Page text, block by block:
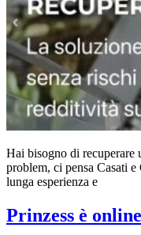
Hai bisogno di recuperare
problem, ci pensa Casati
lunga esperienza e
Prinzess è